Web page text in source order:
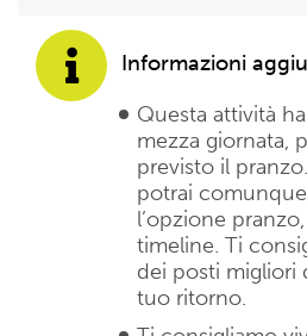
Informazioni
Questa attività
mezza giornata,
previsto il
potrai
l’opzione
timeline. Ti
dei posti migliori
tuo ritorno.